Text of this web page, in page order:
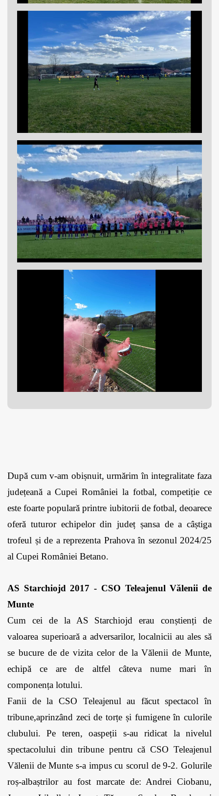
După cum v-am obișnuit, urmărim în integralitate faza
județeană a Cupei României la fotbal, competiție ce
este foarte populară printre iubitorii de fotbal, deoarece
oferă tuturor echipelor din județ șansa de a câștiga
trofeul și de a reprezenta Prahova în sezonul 2024/25
al Cupei României Betano.
AS Starchiojd 2017 - CSO Teleajenul Vălenii de
Munte
Cum cei de la AS Starchiojd erau conștienți de
valoarea superioară a adversarilor, localnicii au ales să
se bucure de de vizita celor de la Vălenii de Munte,
echipă ce are de altfel câteva nume mari în
componența lotului.
Fanii de la CSO Teleajenul au făcut spectacol în
tribune,aprinzând zeci de torțe și fumigene în culorile
clubului. Pe teren, oaspeții s-au ridicat la nivelul
spectacolului din tribune pentru că CSO Teleajenul
Vălenii de Munte s-a impus cu scorul de 9-2. Golurile
roș-albaștrilor au fost marcate de: Andrei Ciobanu,